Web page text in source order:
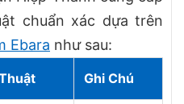
chuẩn xác dựa trên
Ebara như sau:
Ghi Chú